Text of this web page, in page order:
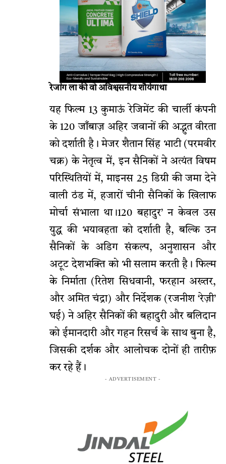
रेजांग ला की वो अविश्वसनीय शौर्यगाथा
यह फिल्म 13 कुमाऊं रेजिमेंट की चार्ली कंपनी
के 120 जाँबाज़ अहिर जवानों की अद्भुत वीरता
को दर्शाती है। मेजर शैतान सिंह भाटी (परमवीर
चक्र) के नेतृत्व में, इन सैनिकों ने अत्यंत विषम
परिस्थितियों में, माइनस 25 डिग्री की जमा देने
वाली ठंड में, हजारों चीनी सैनिकों के खिलाफ
मोर्चा संभाला था।120 बहादुर’ न केवल उस
युद्ध की भयावहता को दर्शाती है, बल्कि उन
सैनिकों के अडिग संकल्प, अनुशासन और
अटूट देशभक्ति को भी सलाम करती है। फिल्म
के निर्माता (रितेश सिधवानी, फरहान अख्तर,
और अमित चंद्रा) और निर्देशक (रजनीश ‘रेज़ी’
घई) ने अहिर सैनिकों की बहादुरी और बलिदान
को ईमानदारी और गहन रिसर्च के साथ बुना है,
जिसकी दर्शक और आलोचक दोनों ही तारीफ़
कर रहे हैं।
- ADVERTISEMENT -